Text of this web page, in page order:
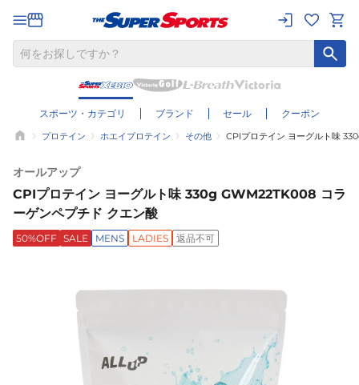
スポーツ・カテゴリ ブランド セール クーポン
プロテイン ホエイプロテイン その他 CPIプロテイン ヨーグルト味
オールアップ
CPIプロテイン ヨーグルト味 330g GWM22TK008 コラ
ーゲンペプチド クエン酸
50%OFF SALE MENS LADIES 返品不可